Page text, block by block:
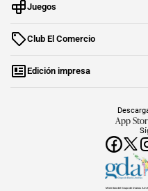
Juegos
Club El Comercio
Edición impresa
App
Miembro del Grupo de Diarios